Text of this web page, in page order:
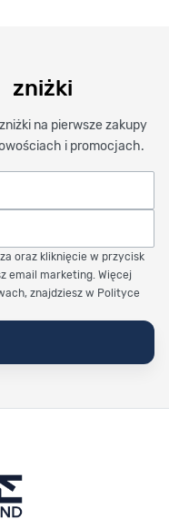
zniżki
na pierwsze zakupy
i promocjach.
oraz kliknięcie w przycisk
email marketing. Więcej
znajdziesz w Polityce